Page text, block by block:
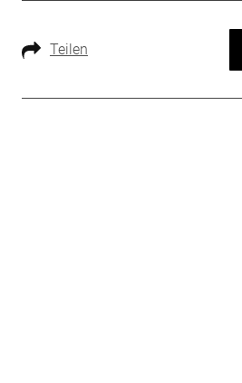
Teilen